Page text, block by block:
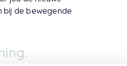
bij de bewegende